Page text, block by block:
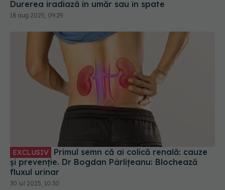
și prevenție. Dr Bogdan Pârlițeanu: Blochează
fluxul urinar
30 iul 2025, 10:30